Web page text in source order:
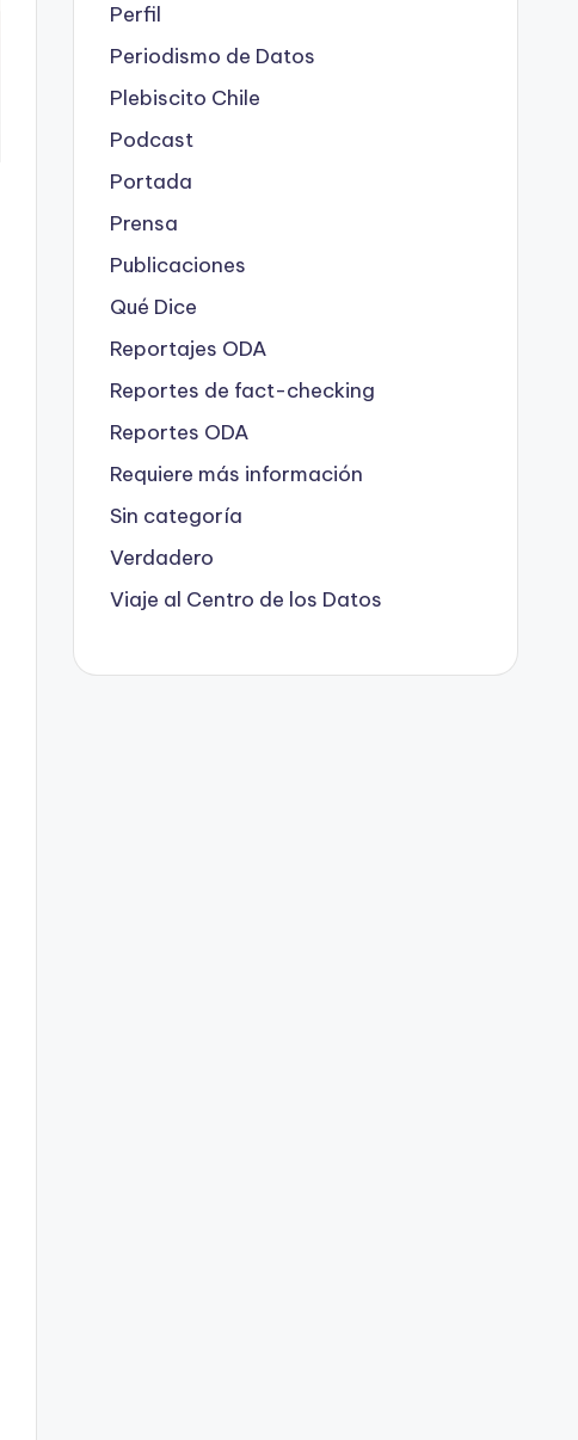
Perfil
Periodismo de Datos
Plebiscito Chile
Podcast
Portada
Prensa
Publicaciones
Qué Dice
Reportajes ODA
Reportes de fact-checking
Reportes ODA
Requiere más información
Sin categoría
Verdadero
Viaje al Centro de los Datos